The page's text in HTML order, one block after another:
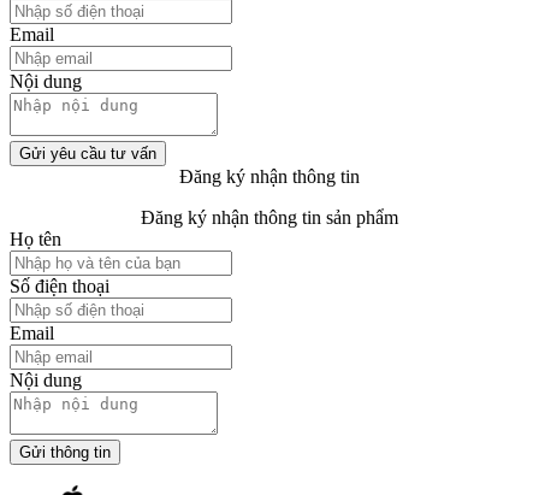
Email
Nội dung
Gửi yêu cầu tư vấn
Đăng ký nhận thông tin
Đăng ký nhận thông tin sản phẩm
Họ tên
Số điện thoại
Email
Nội dung
Gửi thông tin